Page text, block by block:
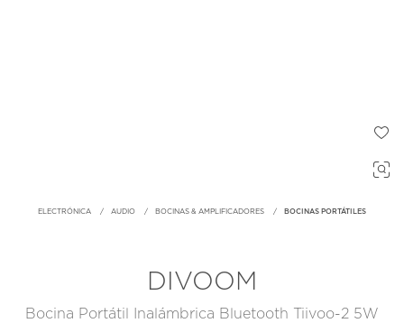
ELECTRÓNICA AUDIO BOCINAS & AMPLIFICADORES BOCINAS PORTÁTILES
DIVOOM
Bocina Portátil Inalámbrica Bluetooth Tiivoo-2 5W